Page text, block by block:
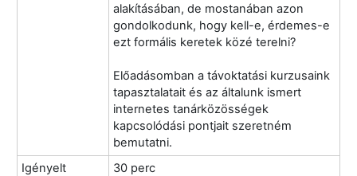
alakításában, de mostanában azon
gondolkodunk, hogy kell-e, érdemes-e
ezt formális keretek közé terelni?
Előadásomban a távoktatási kurzusaink
tapasztalatait és az általunk ismert
internetes tanárközösségek
kapcsolódási pontjait szeretném
bemutatni.
Igényelt
30 perc